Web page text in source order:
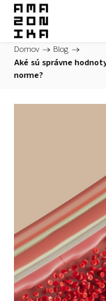
Domov / Blog /
Aké sú správne
norme?